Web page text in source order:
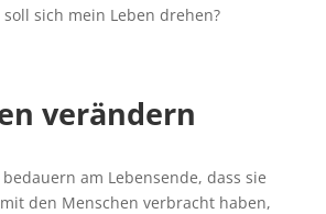
soll sich mein Leben drehen?
verändern
am Lebensende, dass sie
den Menschen verbracht haben,